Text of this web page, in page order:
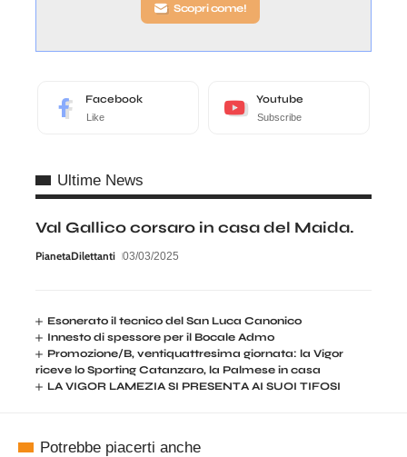
Scopri come!
Facebook
Like
Youtube
Subscribe
Ultime News
Val Gallico corsaro in casa del Maida.
PianetaDilettanti 03/03/2025
Esonerato il tecnico del San Luca Canonico
Innesto di spessore per il Bocale Admo
Promozione/B, ventiquattresima giornata: la Vigor
riceve lo Sporting Catanzaro, la Palmese in casa
LA VIGOR LAMEZIA SI PRESENTA AI SUOI TIFOSI
Potrebbe piacerti anche